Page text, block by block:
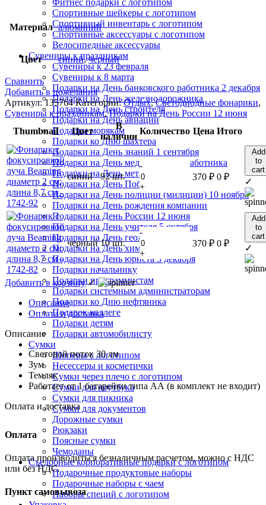
Спортивные шейкеры с логотипом
Спортивный инвентарь с логотипом
Спортивные аксессуары с логотипом
Велосипедные аксессуары
Сувениры к праздникам
Сувениры к 23 февраля
Сувениры к 8 марта
Подарки на День банковского работника 2 декабря
Подарки на День железнодорожника
Подарки на День строителя
Подарки на День авиации
Подарки морякам
Подарки ко Дню шахтера
Подарки на День знаний 1 сентября
Подарки на День медицинского работника
Подарки на День металлурга
Подарки на День Победы 9 мая
Подарки на День полиции (милиции) 10 ноября
Подарки на День рождения компании
Подарки на День России 12 июня
Подарки на День учителя 5 октября
Подарки на День геолога
Подарки на День химика
Подарки на День юриста 3 декабря
Подарки начальнику
Подарки программистам
Подарки системным администраторам
Подарки ко Дню нефтяника
Подарок коллеге
Подарки детям
Подарки автомобилисту
Сумки
Шоперы с логотипом
Несессеры и косметички
Сумки через плечо с логотипом
Сумки для ноутбука
Сумки для пикника
Сумки для документов
Дорожные сумки
Рюкзаки
Поясные сумки
Чемоданы
Съедобные корпоративные подарки с логотипом
Подарочные продуктовые наборы
Подарочные наборы с чаем
Наборы специй с логотипом
Материал алюминий
Цвет синий,черный
Сравнить
Добавить в пожелания
Артикул:135764Категории: Отдых, Светодиодные фонарики,
Сувениры к праздникам, Подарки на День России 12 июня
Thumbnail
Цвет
В
наличии
Количество Цена Итого
синий 92 шт.
-
+
370 ₽ 0 ₽
Add
to
cart
✓
черный 10 шт.
-
+
370 ₽ 0 ₽
Add
to
cart
✓
Добавить в корзину ✓
Описание
Оплата и доставка
Описание
Световой поток 30 лм
Зум
Темляк
Работает от 1 батарейки типа АА (в комплект не входит)
Оплата и доставка
Оплата
Оплата производиться безналичным расчетом, можно с НДС
или без НДС.
Пункт самовывоза